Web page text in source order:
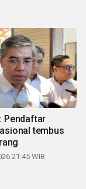
Pendaftar
tembus
21:45 WIB